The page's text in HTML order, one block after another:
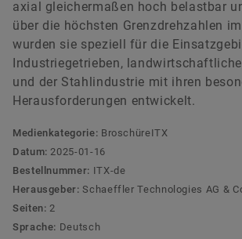
axial gleichermaßen hoch belastbar
über die höchsten Grenzdrehzahlen
wurden sie speziell für die
Industriegetrieben,
und der Stahlindustrie mit ihren
Herausforderungen entwickelt.
Medienkategorie: BroschüreITX
Datum: 2025-01-16
Bestellnummer: ITX-de
Herausgeber: Schaeffler Technologies AG &
Seiten: 2
Sprache: Deutsch